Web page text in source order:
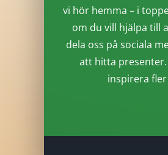
vi hör hemma – i
om du vill hjälpa till
dela oss på sociala
att hitta
inspirera